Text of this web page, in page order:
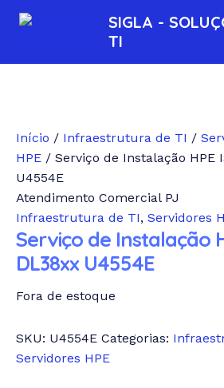
para
conteúdo
SIGLA -
TI
Início / Infraestrutura de TI /
HPE / Serviço de Instalação HPE
U4554E
Atendimento Comercial PJ
Infraestrutura de TI, Servidores
Serviço de Instalação
DL38xx U4554E
Fora de estoque
SKU: U4554E Categorias:
Servidores HPE